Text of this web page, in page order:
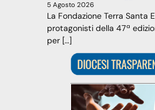
5 Agosto 2026
La Fondazione Terra Santa
protagonisti della 47ª
per […]